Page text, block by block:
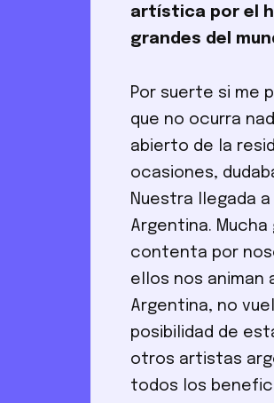
artística por el
grandes del
Por suerte si me
que no ocurra
abierto de la
ocasiones,
Nuestra llegada
Argentina.
contenta por
ellos nos animan
Argentina, no
posibilidad de
otros artistas
todos los